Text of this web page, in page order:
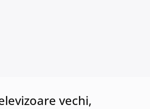
vechi,